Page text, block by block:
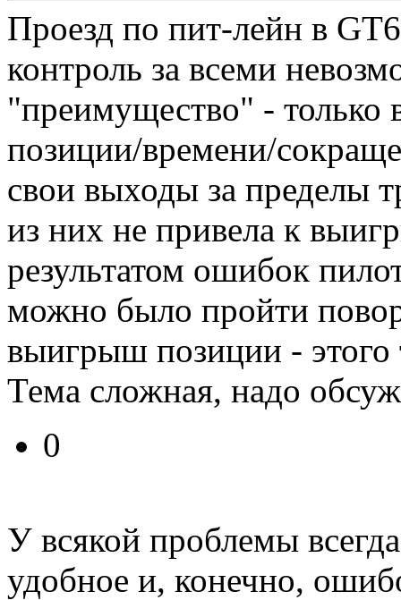
Проезд по пит-лейн в
контроль за всеми
"преимущество" -
позиции/времени/
свои выходы за пределы
из них не привела к
результатом ошибок
можно было пройти
выигрыш позиции - этого
Тема сложная, надо
0
У всякой проблемы
удобное и, конечно,